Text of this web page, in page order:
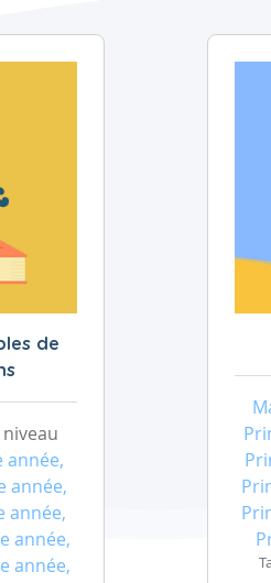
de
année,
année,
année,
année,
année,